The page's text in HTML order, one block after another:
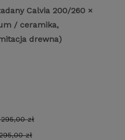
Calvia 200/260 ×
/ ceramika,
drewna)
zł
zł